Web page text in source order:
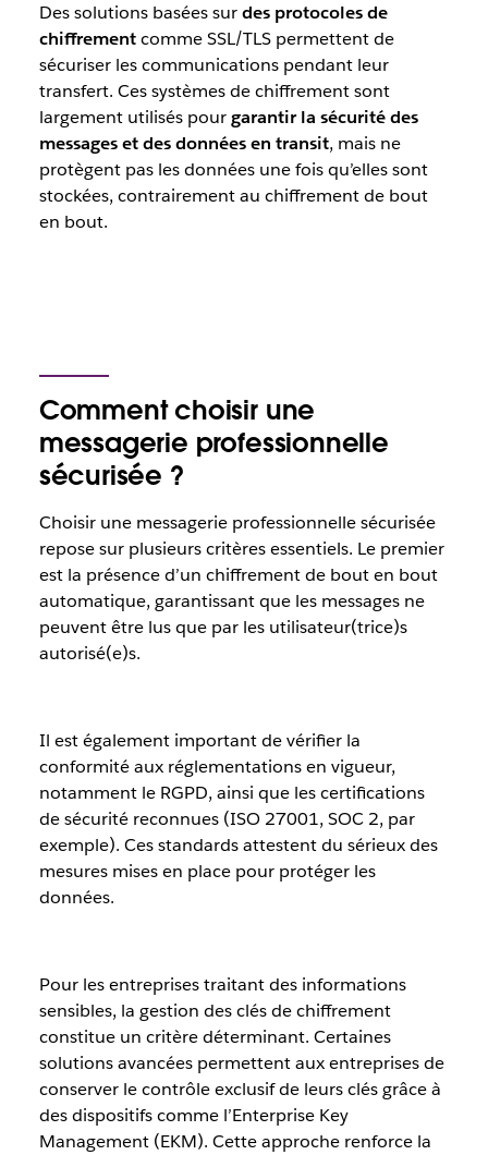
Des solutions basées surdes protocoles de
chiffrementcomme SSL/TLS permettent de
sécuriser les communications pendant leur
transfert. Ces systèmes de chiffrement sont
largement utilisés pourgarantir la sécurité des
messages et des données en transit, mais ne
protègent pas les données une fois qu’elles sont
stockées, contrairement au chiffrement de bout
en bout.
Comment choisir une
messagerie professionnelle
sécurisée ?
Choisir une messagerie professionnelle sécurisée
repose sur plusieurs critères essentiels. Le premier
est la présence d’un chiffrement de bout en bout
automatique, garantissant que les messages ne
peuvent être lus que par les utilisateur(trice)s
autorisé(e)s.
Il est également important de vérifier la
conformité aux réglementations en vigueur,
notamment le RGPD, ainsi que les certifications
de sécurité reconnues (ISO 27001, SOC 2, par
exemple). Ces standards attestent du sérieux des
mesures mises en place pour protéger les
données.
Pour les entreprises traitant des informations
sensibles, la gestion des clés de chiffrement
constitue un critère déterminant. Certaines
solutions avancées permettent aux entreprises de
conserver le contrôle exclusif de leurs clés grâce à
des dispositifs comme l’Enterprise Key
Management (EKM). Cette approche renforce la